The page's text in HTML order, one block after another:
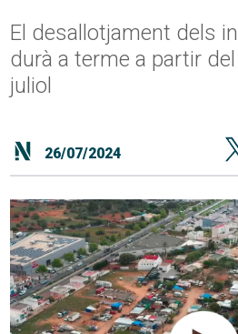
El desallotjament dels
durà a terme a partir
juliol
26/07/2024